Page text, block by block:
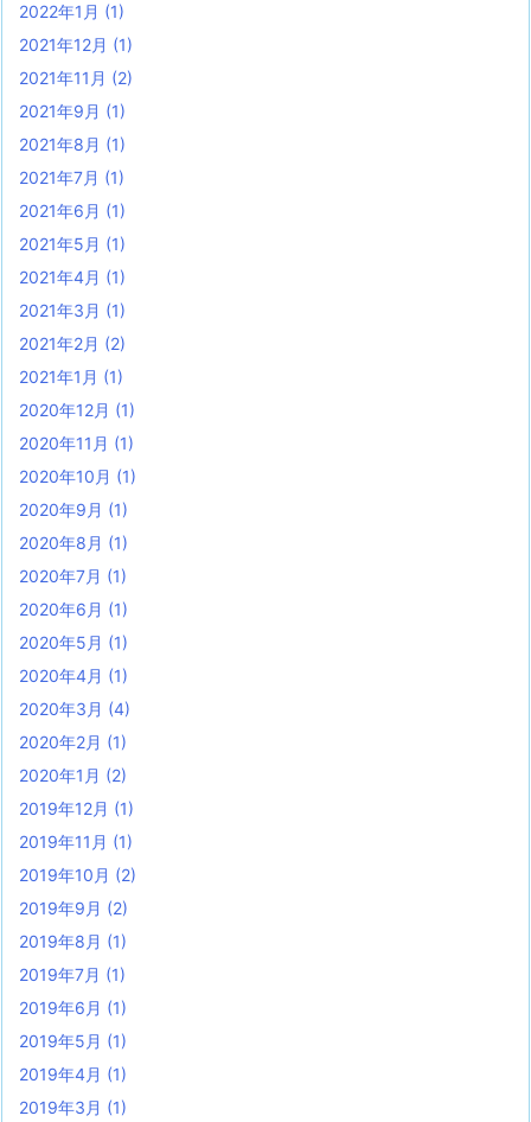
2022年1月 (1)
2021年12月 (1)
2021年11月 (2)
2021年9月 (1)
2021年8月 (1)
2021年7月 (1)
2021年6月 (1)
2021年5月 (1)
2021年4月 (1)
2021年3月 (1)
2021年2月 (2)
2021年1月 (1)
2020年12月 (1)
2020年11月 (1)
2020年10月 (1)
2020年9月 (1)
2020年8月 (1)
2020年7月 (1)
2020年6月 (1)
2020年5月 (1)
2020年4月 (1)
2020年3月 (4)
2020年2月 (1)
2020年1月 (2)
2019年12月 (1)
2019年11月 (1)
2019年10月 (2)
2019年9月 (2)
2019年8月 (1)
2019年7月 (1)
2019年6月 (1)
2019年5月 (1)
2019年4月 (1)
2019年3月 (1)